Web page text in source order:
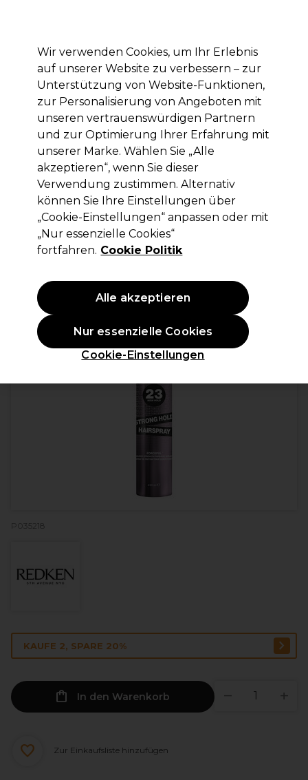
Anmelden
Marken Deals Haare Elektrogeräte Saloneinrichtung
Lieferung und Lieferzeiten
– mehr erfahren
Redken
Redken Strong Hold Hairspray 400ml
(1)
15,50 €ohne MwSt. (PROFI-PREIS)
18,45 €inkl. MwSt.)| 3.88 € pro 100ml
P035218
KAUFE 2, SPARE 20%
In den Warenkorb
Zur Einkaufsliste hinzufügen
Wir verwenden Cookies, um Ihr Erlebnis
auf unserer Website zu verbessern – zur
Unterstützung von Website-Funktionen,
zur Personalisierung von Angeboten mit
unseren vertrauenswürdigen Partnern
und zur Optimierung Ihrer Erfahrung mit
unserer Marke. Wählen Sie „Alle
akzeptieren“, wenn Sie dieser
Verwendung zustimmen. Alternativ
können Sie Ihre Einstellungen über
„Cookie-Einstellungen“ anpassen oder mit
„Nur essenzielle Cookies“
fortfahren. Cookie Politik
Cookie-Einstellungen
Nur essenzielle Cookies
Alle akzeptieren